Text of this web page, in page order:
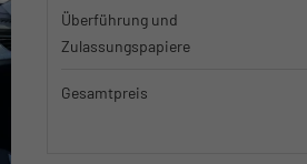
Überführung und
Zulassungspapiere
Gesamtpreis